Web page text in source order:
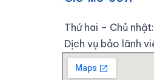
Thứ hai – Chủ
Dịch vụ bảo lãnh